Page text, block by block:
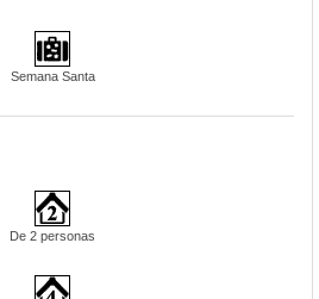
Semana Santa
De 2 personas